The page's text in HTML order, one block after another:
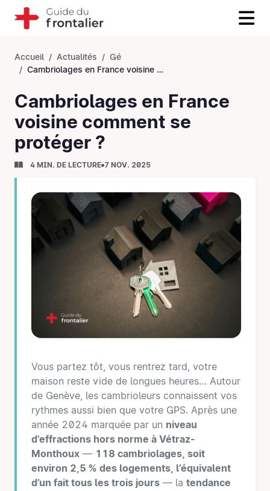
Accueil Actualités
Gé
Cambriolages en France voisine comment se protéger ?
Cambriolages en France
voisine comment se
protéger ?
4 MIN. DE LECTURE 7 NOV. 2025
Vous partez tôt, vous rentrez tard, votre
maison reste vide de longues heures… Autour
de Genève, les cambrioleurs connaissent vos
rythmes aussi bien que votre GPS. Après une
année 2024 marquée par un niveau
d’effractions hors norme à Vétraz-
Monthoux — 118 cambriolages, soit
environ 2,5 % des logements, l’équivalent
d’un fait tous les trois jours — la tendance